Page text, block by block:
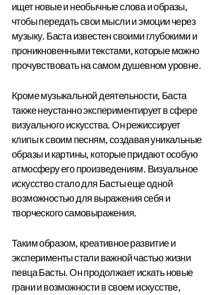
ищет новые и необычные слова и образы,
чтобы передать свои мысли и эмоции через
музыку. Баста известен своими глубокими и
проникновенными текстами, которые можно
прочувствовать на самом душевном уровне.
Кроме музыкальной деятельности, Баста
также неустанно экспериментирует в сфере
визуального искусства. Он режиссирует
клипы к своим песням, создавая уникальные
образы и картины, которые придают особую
атмосферу его произведениям. Визуальное
искусство стало для Басты еще одной
возможностью для выражения себя и
творческого самовыражения.
Таким образом, креативное развитие и
эксперименты стали важной частью жизни
певца Басты. Он продолжает искать новые
грани и возможности в своем искусстве,